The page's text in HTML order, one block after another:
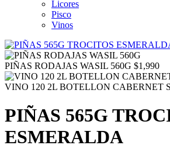
Licores
Pisco
Vinos
PIÑAS RODAJAS WASIL 560G $1,990
VINO 120 2L BOTELLON CABERNET
PIÑAS 565G
ESMERALDA